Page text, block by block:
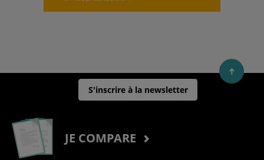
S'inscrire à la newsletter
JE COMPARE